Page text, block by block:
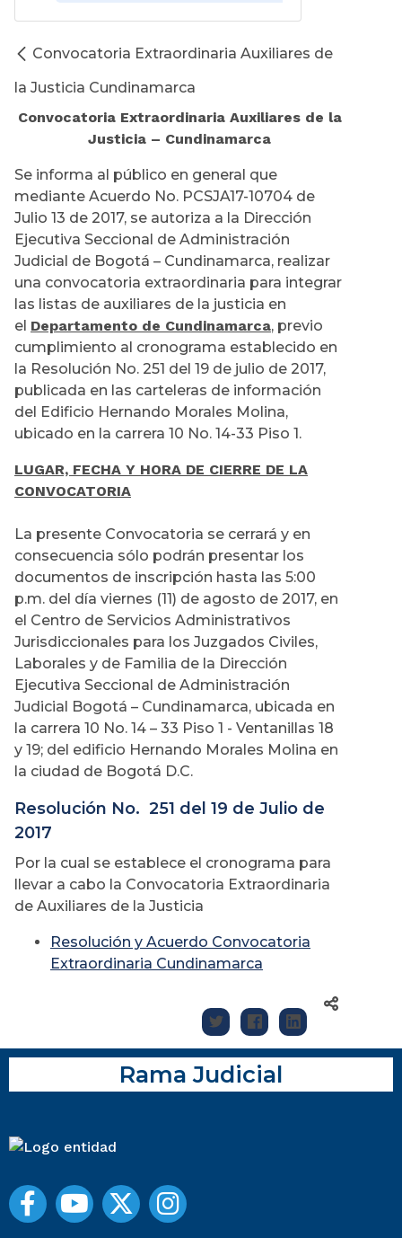
Convocatoria Extraordinaria Auxiliares de
la Justicia Cundinamarca
Convocatoria Extraordinaria Auxiliares de la
Justicia – Cundinamarca
Se informa al público en general que
mediante Acuerdo No. PCSJA17-10704 de
Julio 13 de 2017, se autoriza a la Dirección
Ejecutiva Seccional de Administración
Judicial de Bogotá – Cundinamarca, realizar
una convocatoria extraordinaria para integrar
las listas de auxiliares de la justicia en
el Departamento de Cundinamarca, previo
cumplimiento al cronograma establecido en
la Resolución No. 251 del 19 de julio de 2017,
publicada en las carteleras de información
del Edificio Hernando Morales Molina,
ubicado en la carrera 10 No. 14-33 Piso 1.
LUGAR, FECHA Y HORA DE CIERRE DE LA
CONVOCATORIA
La presente Convocatoria se cerrará y en
consecuencia sólo podrán presentar los
documentos de inscripción hasta las 5:00
p.m. del día viernes (11) de agosto de 2017, en
el Centro de Servicios Administrativos
Jurisdiccionales para los Juzgados Civiles,
Laborales y de Familia de la Dirección
Ejecutiva Seccional de Administración
Judicial Bogotá – Cundinamarca, ubicada en
la carrera 10 No. 14 – 33 Piso 1 - Ventanillas 18
y 19; del edificio Hernando Morales Molina en
la ciudad de Bogotá D.C.
Resolución No. 251 del 19 de Julio de
2017
Por la cual se establece el cronograma para
llevar a cabo la Convocatoria Extraordinaria
de Auxiliares de la Justicia
Resolución y Acuerdo Convocatoria
Extraordinaria Cundinamarca
Rama Judicial